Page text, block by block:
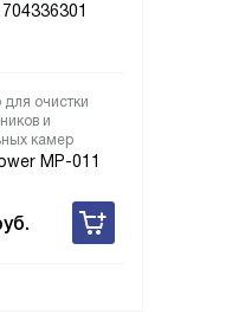
для очистки
и
камер
MP-011